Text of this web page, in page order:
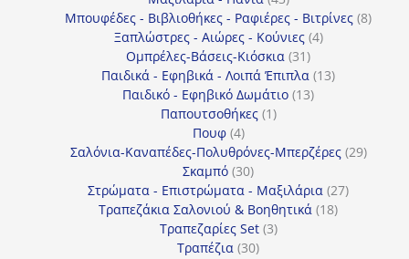
προϊόντα
Μπουφέδες - Βιβλιοθήκες - Ραφιέρες - Βιτρίνες 88
Ξαπλώστρες - Αιώρες - Κούνιες 44
Ομπρέλες-Βάσεις-Κιόσκια 3131
προϊόντα
Παιδικά - Εφηβικά - Λοιπά Έπιπλα 1313
Παιδικό - Εφηβικό Δωμάτιο 1313
Παπουτσοθήκες 11
Πουφ 44
προϊόντα
Σαλόνια-Καναπέδες-Πολυθρόνες-Μπερζέρες 2929
Σκαμπό 3030
προϊόντα
Στρώματα - Επιστρώματα - Μαξιλάρια 2727
Τραπεζάκια Σαλονιού & Βοηθητικά 1818
Τραπεζαρίες Set 33
Τραπέζια 3030